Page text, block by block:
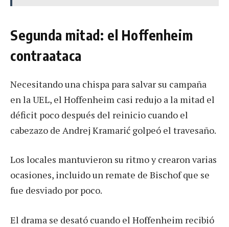
Segunda mitad: el Hoffenheim
contraataca
Necesitando una chispa para salvar su campaña
en la UEL, el Hoffenheim casi redujo a la mitad el
déficit poco después del reinicio cuando el
cabezazo de Andrej Kramarić golpeó el travesaño.
Los locales mantuvieron su ritmo y crearon varias
ocasiones, incluido un remate de Bischof que se
fue desviado por poco.
El drama se desató cuando el Hoffenheim recibió